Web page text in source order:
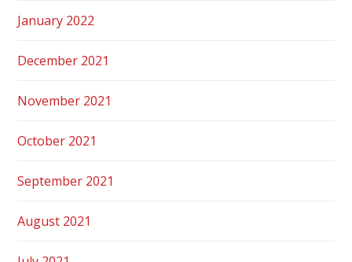
January 2022
December 2021
November 2021
October 2021
September 2021
August 2021